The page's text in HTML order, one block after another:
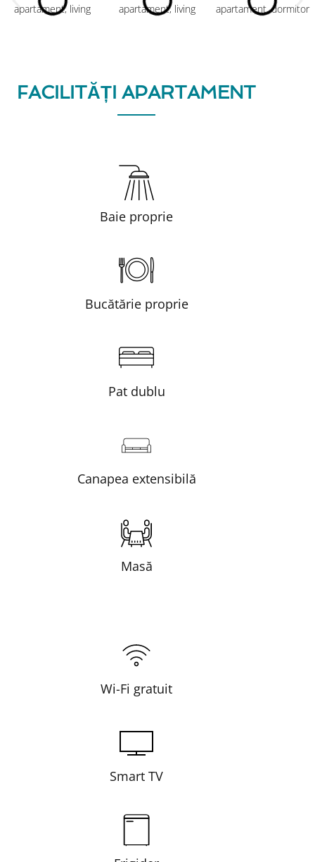
FACILITĂȚI APARTAMENT
Baie proprie
Bucătărie proprie
Pat dublu
Canapea extensibilă
Masă
Wi-Fi gratuit
Smart TV